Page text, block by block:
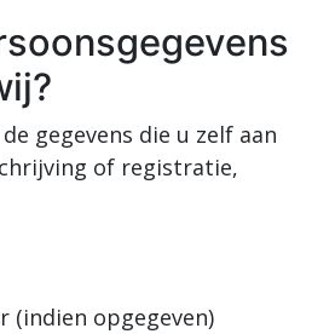
gegevens die u zelf aan
of registratie,
(indien opgegeven)